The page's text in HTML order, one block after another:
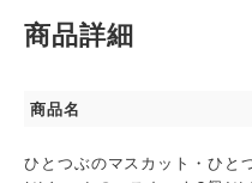
商品詳細
商品名
ひとつぶのマスカット・ひと